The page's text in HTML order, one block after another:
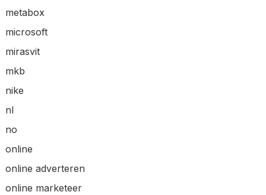
metabox
microsoft
mirasvit
mkb
nike
nl
no
online
online adverteren
online marketeer